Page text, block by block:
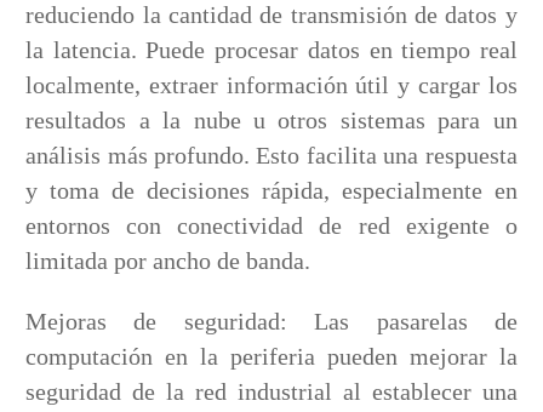
reduciendo la cantidad de transmisión de datos y
la latencia. Puede procesar datos en tiempo real
localmente, extraer información útil y cargar los
resultados a la nube u otros sistemas para un
análisis más profundo. Esto facilita una respuesta
y toma de decisiones rápida, especialmente en
entornos con conectividad de red exigente o
limitada por ancho de banda.
Mejoras de seguridad: Las pasarelas de
computación en la periferia pueden mejorar la
seguridad de la red industrial al establecer una